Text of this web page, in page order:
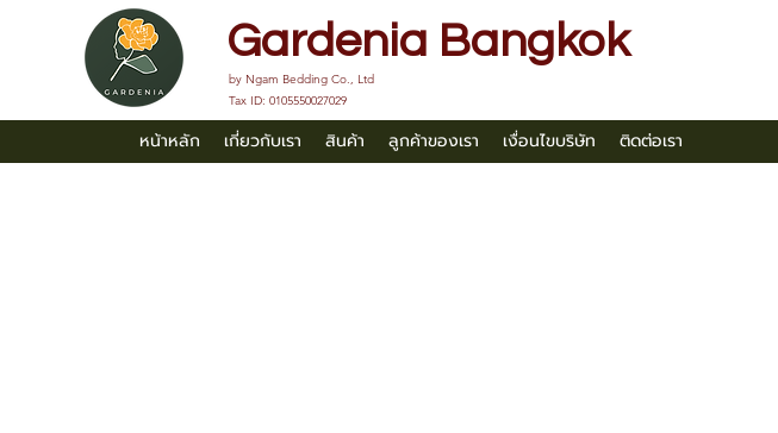
Gardenia Bangkok
by Ngam Bedding Co., Ltd
Tax ID: 0105550027029
หน้าหลัก เกี่ยวกับเรา สินค้า ลูกค้าของเรา เงื่อนไขบริษัท ติดต่อเรา